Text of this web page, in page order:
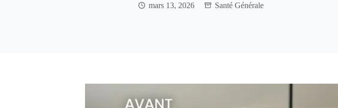
mars 13, 2026 Santé Générale